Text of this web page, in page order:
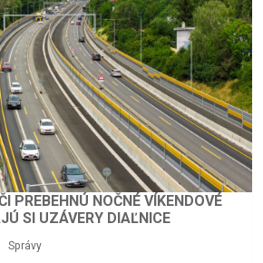
PREBEHNÚ NOČNÉ VÍKENDOVÉ
SI UZÁVERY DIAĽNICE
Správy